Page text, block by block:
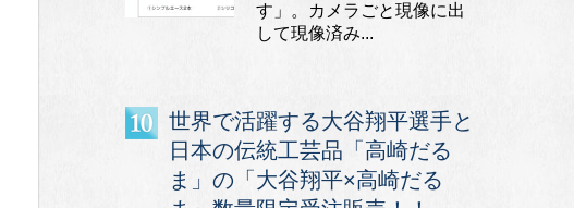
す」。カメラごと現像に出
して現像済み...
世界で活躍する大谷翔平選手と
日本の伝統工芸品「高崎だる
ま」の「大谷翔平×高崎だる